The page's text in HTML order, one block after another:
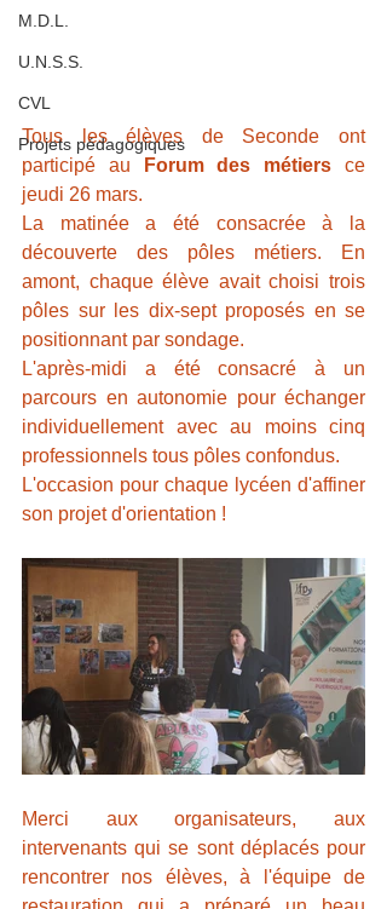
M.D.L.
U.N.S.S.
CVL
Projets pédagogiques
Tous les élèves de Seconde ont
participé au
Forum des métiers ce
jeudi 26 mars.
La matinée a été consacrée à la
découverte des pôles métiers. En
amont, chaque élève avait choisi trois
pôles sur les dix-sept proposés en se
positionnant par sondage.
L'après-midi a été consacré à un
parcours en autonomie pour échanger
individuellement avec au moins cinq
professionnels tous pôles confondus.
L'occasion pour chaque lycéen d'affiner
son projet d'orientation !
Merci aux organisateurs, aux
intervenants qui se sont déplacés pour
rencontrer nos élèves, à l'équipe de